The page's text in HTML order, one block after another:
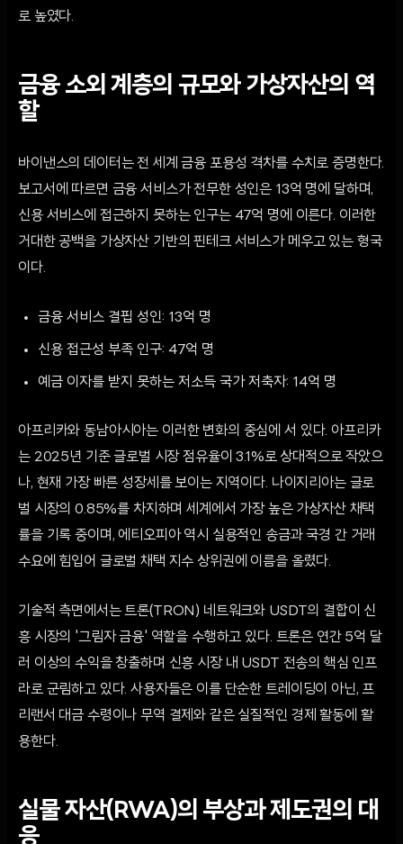
로 높였다.
금융 소외 계층의 규모와 가상자산의 역
할
바이낸스의 데이터는 전 세계 금융 포용성 격차를 수치로 증명한다.
보고서에 따르면 금융 서비스가 전무한 성인은 13억 명에 달하며,
신용 서비스에 접근하지 못하는 인구는 47억 명에 이른다. 이러한
거대한 공백을 가상자산 기반의 핀테크 서비스가 메우고 있는 형국
이다.
금융 서비스 결핍 성인: 13억 명
신용 접근성 부족 인구: 47억 명
예금 이자를 받지 못하는 저소득 국가 저축자: 14억 명
아프리카와 동남아시아는 이러한 변화의 중심에 서 있다. 아프리카
는 2025년 기준 글로벌 시장 점유율이 3.1%로 상대적으로 작았으
나, 현재 가장 빠른 성장세를 보이는 지역이다. 나이지리아는 글로
벌 시장의 0.85%를 차지하며 세계에서 가장 높은 가상자산 채택
률을 기록 중이며, 에티오피아 역시 실용적인 송금과 국경 간 거래
수요에 힘입어 글로벌 채택 지수 상위권에 이름을 올렸다.
기술적 측면에서는 트론(TRON) 네트워크와 USDT의 결합이 신
흥 시장의 '그림자 금융' 역할을 수행하고 있다. 트론은 연간 5억 달
러 이상의 수익을 창출하며 신흥 시장 내 USDT 전송의 핵심 인프
라로 군림하고 있다. 사용자들은 이를 단순한 트레이딩이 아닌, 프
리랜서 대금 수령이나 무역 결제와 같은 실질적인 경제 활동에 활
용한다.
실물 자산(RWA)의 부상과 제도권의 대
응